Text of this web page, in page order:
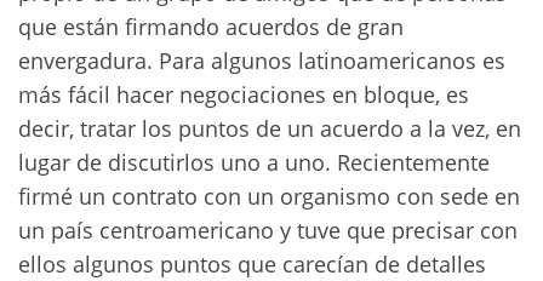
que están firmando acuerdos de gran
envergadura. Para algunos latinoamericanos es
más fácil hacer negociaciones en bloque, es
decir, tratar los puntos de un acuerdo a la vez, en
lugar de discutirlos uno a uno. Recientemente
firmé un contrato con un organismo con sede en
un país centroamericano y tuve que precisar con
ellos algunos puntos que carecían de detalles